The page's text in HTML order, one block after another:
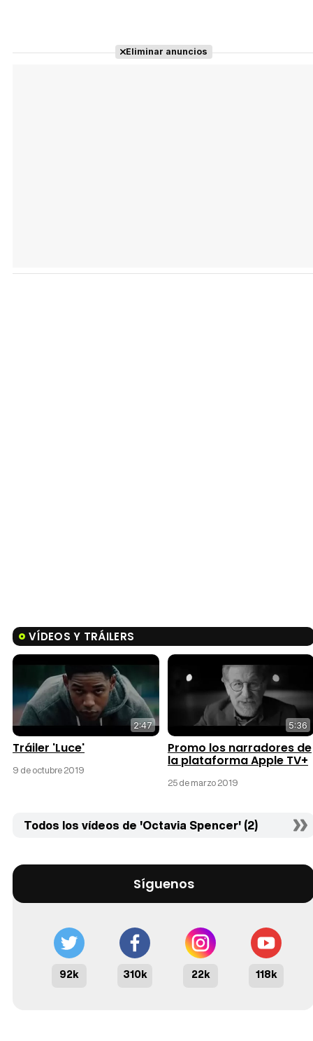
Eliminar anuncios
VÍDEOS Y TRÁILERS
2:47
Tráiler 'Luce'
9 de octubre 2019
5:36
Promo los narradores de
la plataforma Apple TV+
25 de marzo 2019
Todos los vídeos de 'Octavia Spencer' (2)
Síguenos
92k 310k 22k 118k